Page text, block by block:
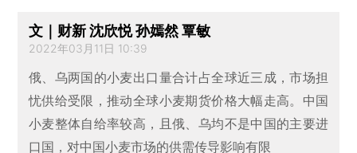
文｜财新 沈欣悦 孙嫣然 覃敏
2022年03月11日 10:39
俄、乌两国的小麦出口量合计占全球近三成，市场担
忧供给受限，推动全球小麦期货价格大幅走高。中国
小麦整体自给率较高，且俄、乌均不是中国的主要进
口国，对中国小麦市场的供需传导影响有限